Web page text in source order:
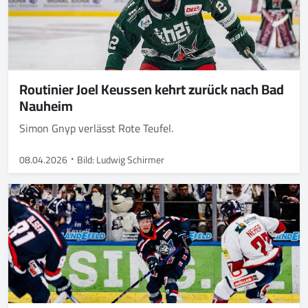
Routinier Joel Keussen kehrt zurück nach Bad
Nauheim
Simon Gnyp verlässt Rote Teufel.
08.04.2026 Bild: Ludwig Schirmer